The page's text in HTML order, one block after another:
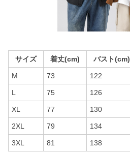
サイズ 着丈(cm) バスト(cm)
M 73 122
L 75 126
XL 77 130
2XL 79 134
3XL 81 138